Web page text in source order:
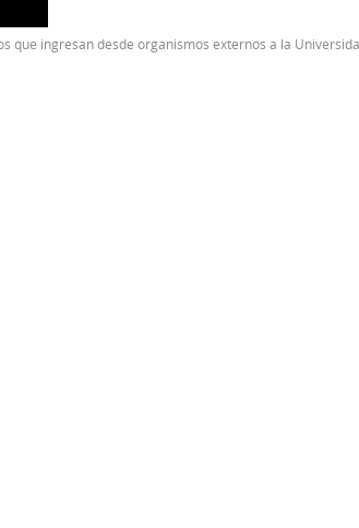
que ingresan desde organismos externos a la